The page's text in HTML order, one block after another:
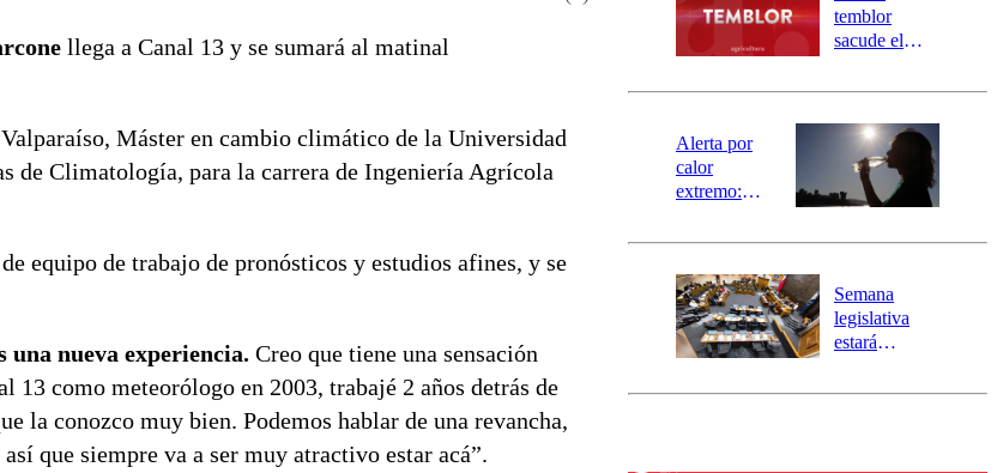
llega a Canal 13 y se sumará al matinal
Máster en cambio climático de la Universidad
de Climatología, para la carrera de Ingeniería Agrícola
equipo de trabajo de pronósticos y estudios afines, y se
una nueva experiencia. Creo que tiene una sensación
13 como meteorólogo en 2003, trabajé 2 años detrás de
la conozco muy bien. Podemos hablar de una revancha,
que siempre va a ser muy atractivo estar acá”.
activa
mensajería
SAE
temblor
sacude el
revisa la
epicentro
Alerta por
calor
extremo:
activa Alerta
Preventiva en
tres comunas
Semana
legislativa
estará
el fin de la